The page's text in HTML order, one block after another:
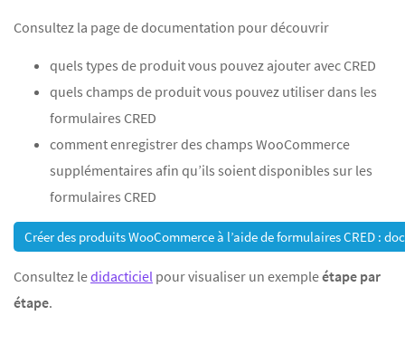
Consultez la page de documentation pour découvrir
quels types de produit vous pouvez ajouter avec CRED
quels champs de produit vous pouvez utiliser dans les
formulaires CRED
comment enregistrer des champs WooCommerce
supplémentaires afin qu’ils soient disponibles sur les
formulaires CRED
Créer des produits WooCommerce à l’aide de formulaires CRED :
Consultez ledidacticiel pour visualiser un exempleétape par
étape.